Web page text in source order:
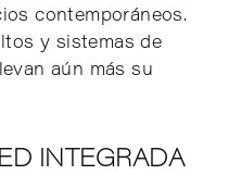
contemporáneos.
y sistemas de
aún más su
INTEGRADA